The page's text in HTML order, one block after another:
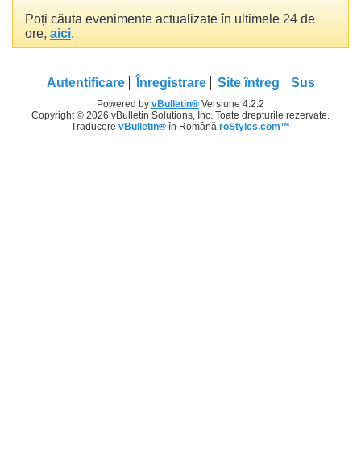
Poți căuta evenimente actualizate în ultimele 24 de
ore, aici.
Autentificare Înregistrare Site întreg Sus
Powered by vBulletin® Versiune 4.2.2
Copyright © 2026 vBulletin Solutions, Inc. Toate drepturile rezervate.
Traducere vBulletin® în Română roStyles.com™